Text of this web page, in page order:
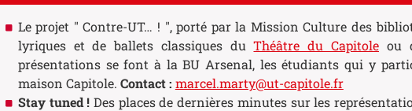
Le projet " Contre-UT… ! ", porté par la Mission Culture des
lyriques et de ballets classiques duThéâtre du Capitole ou
présentations se font à la BU Arsenal, les étudiants qui y
maison Capitole. Contact : marcel.marty@ut-capitole.fr
Stay tuned ! Des places de dernières minutes sur les